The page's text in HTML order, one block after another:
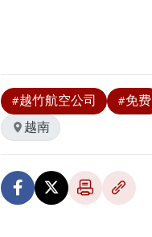
#越竹航空公司 #免费
越南